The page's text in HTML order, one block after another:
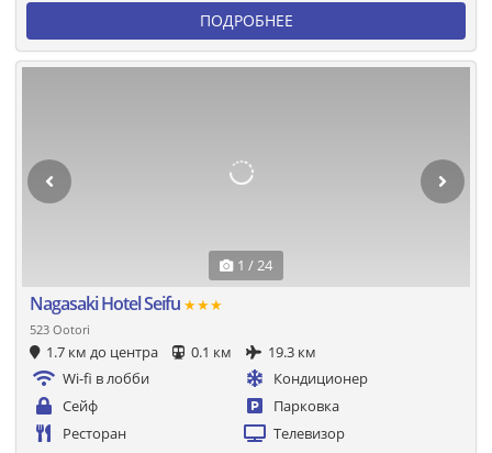
ПОДРОБНЕЕ
1 / 24
Nagasaki Hotel Seifu ★★★
523 Ootori
1.7 км до центра 0.1 км
19.3 км
Wi-fi в лобби
Кондиционер
Сейф
Парковка
Ресторан
Телевизор